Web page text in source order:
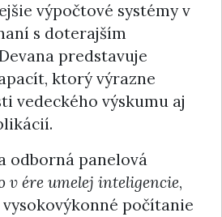
výpočtové systémy v
s doterajším
predstavuje
ktorý výrazne
vedeckého výskumu aj
odborná panelová
v ére umelej inteligencie,
počítanie